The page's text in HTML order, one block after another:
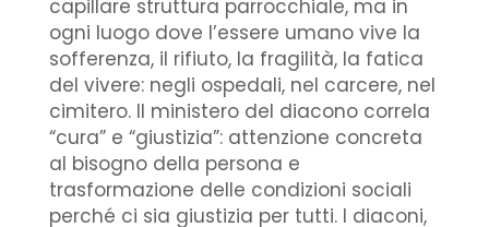
capillare struttura parrocchiale, ma in
ogni luogo dove l’essere umano vive la
sofferenza, il rifiuto, la fragilità, la fatica
del vivere: negli ospedali, nel carcere, nel
cimitero. Il ministero del diacono correla
“cura” e “giustizia”: attenzione concreta
al bisogno della persona e
trasformazione delle condizioni sociali
perché ci sia giustizia per tutti. I diaconi,